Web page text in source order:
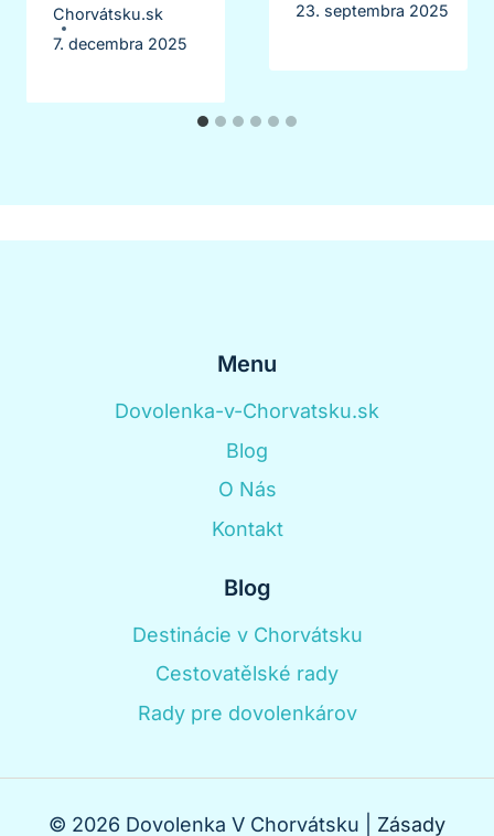
Chorvátsku.sk
7. decembra 2025
23. septembra 2025
Menu
Dovolenka-v-Chorvatsku.sk
Blog
O Nás
Kontakt
Blog
Destinácie v Chorvátsku
Cestovatělské rady
Rady pre dovolenkárov
© 2026 Dovolenka V Chorvátsku | Zásady